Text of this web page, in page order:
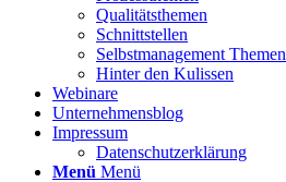
Qualitätsthemen
Schnittstellen
Selbstmanagement Themen
Hinter den Kulissen
Webinare
Unternehmensblog
Impressum
Datenschutzerklärung
Menü Menü